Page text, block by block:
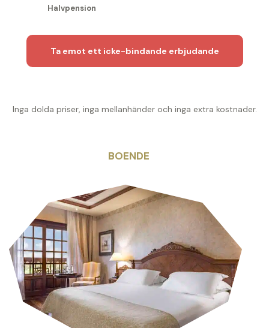
Halvpension
Ta emot ett icke-bindande erbjudande
Inga dolda priser, inga mellanhänder och inga extra kostnader.
BOENDE